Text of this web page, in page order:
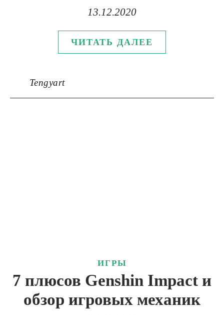
13.12.2020
ЧИТАТЬ ДАЛЕЕ
Tengyart
ИГРЫ
7 плюсов Genshin Impact и
обзор игровых механик